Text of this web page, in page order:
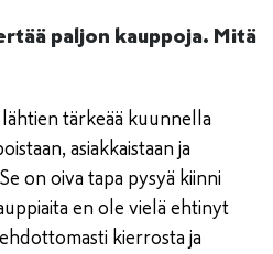
paljon kauppoja. Mitä
tärkeää kuunnella
asiakkaistaan ja
on oiva tapa pysyä kiinni
en ole vielä ehtinyt
kierrosta ja